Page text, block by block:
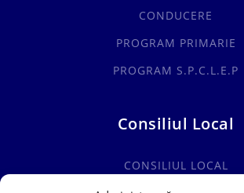
CONDUCERE
PROGRAM PRIMARIE
PROGRAM S.P.C.L.E.P
Consiliul Local
CONSILIUL LOCAL